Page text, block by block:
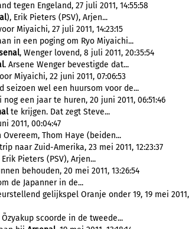
tegen Engeland, 27 juli 2011, 14:55:58
), Erik Pieters (PSV), Arjen...
Miyaichi, 27 juli 2011, 14:23:15
in een poging om Ryo Miyaichi...
, Wenger lovend, 8 juli 2011, 20:35:54
. Arsene Wenger bevestigde dat...
Miyaichi, 22 juni 2011, 07:06:53
seizoen wel een huursom voor de...
een jaar te huren, 20 juni 2011, 06:51:46
te krijgen. Dat zegt Steve...
2011, 00:04:47
Overeem, Thom Haye (beiden...
naar Zuid-Amerika, 23 mei 2011, 12:23:37
Erik Pieters (PSV), Arjen...
behouden, 20 mei 2011, 13:26:54
de Japanner in de...
gelijkspel Oranje onder 19, 19 mei 2011,
Õzyakup scoorde in de tweede...